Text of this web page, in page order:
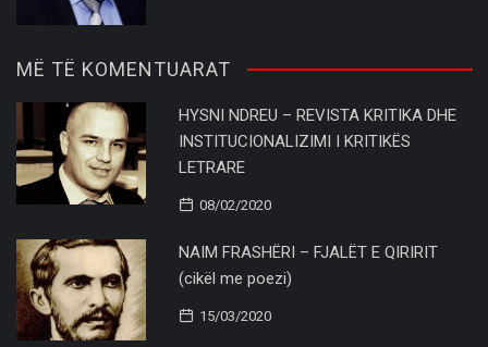
MË TË KOMENTUARAT
HYSNI NDREU – REVISTA KRITIKA DHE
INSTITUCIONALIZIMI I KRITIKËS
LETRARE
08/02/2020
NAIM FRASHËRI – FJALËT E QIRIRIT
(cikël me poezi)
15/03/2020